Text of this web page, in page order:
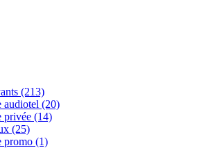
(213)
audiotel (20)
privée (14)
(25)
promo (1)